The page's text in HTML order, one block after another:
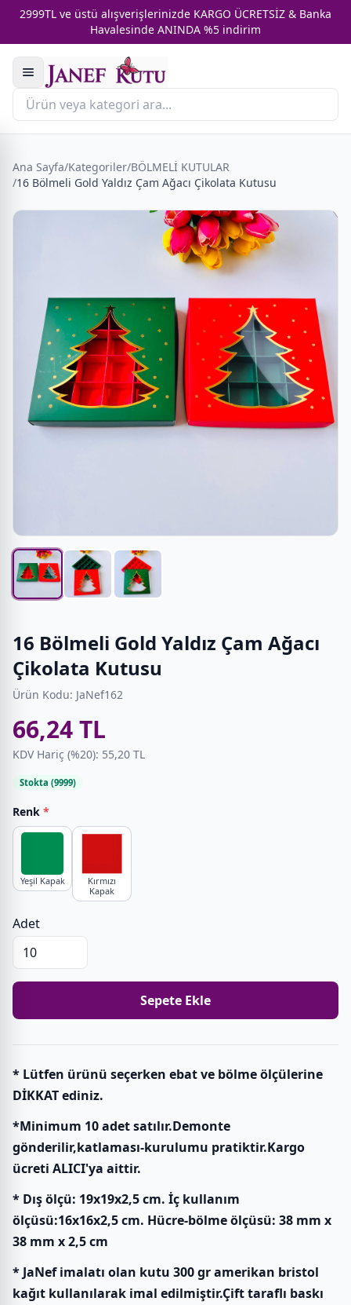
2999TL ve üstü alışverişlerinizde KARGO ÜCRETSİZ & Banka
Havalesinde ANINDA %5 indirim
Ana Sayfa/Kategoriler/BÖLMELİ KUTULAR
/16 Bölmeli Gold Yaldız Çam Ağacı Çikolata Kutusu
16 Bölmeli Gold Yaldız Çam Ağacı
Çikolata Kutusu
Ürün Kodu: JaNef162
66,24 TL
KDV Hariç (%20): 55,20 TL
Stokta (9999)
Renk *
Yeşil Kapak
Kırmızı
Kapak
Adet
Sepete Ekle
* Lütfen ürünü seçerken ebat ve bölme ölçülerine
DİKKAT ediniz.
*Minimum 10 adet satılır.Demonte
gönderilir,katlaması-kurulumu pratiktir.Kargo
ücreti ALICI'ya aittir.
* Dış ölçü: 19x19x2,5 cm. İç kullanım
ölçüsü:16x16x2,5 cm. Hücre-bölme ölçüsü: 38 mm x
38 mm x 2,5 cm
* JaNef imalatı olan kutu 300 gr amerikan bristol
kağıt kullanılarak imal edilmiştir.Çift taraflı baskı